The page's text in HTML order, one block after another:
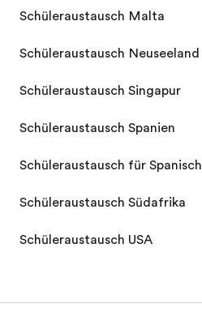
Schüleraustausch Malta
Schüleraustausch Neuseeland
Schüleraustausch Singapur
Schüleraustausch Spanien
Schüleraustausch für Spanisch
Schüleraustausch Südafrika
Schüleraustausch USA